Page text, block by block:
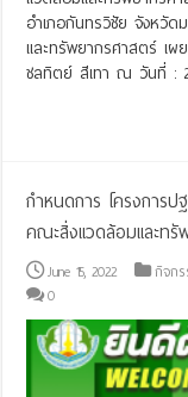
อำเภอกันทรวิชัย จังหวัด
และทรัพยากรศาสตร์ เ
ชลทิตย์ สีเทา ณ วันที่ :
กำหนดการ โครงการ
คณะสิ่งแวดล้อมและท
June 15, 2022 กิจก
0